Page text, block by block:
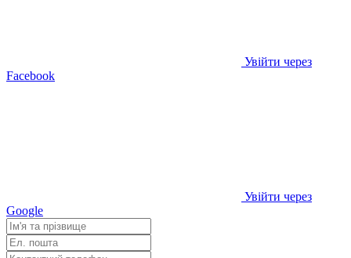
Увійти через
Facebook
Увійти через
Google